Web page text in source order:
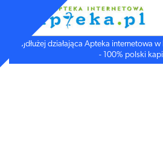
Najdłużej działająca Apteka internetowa
- 100% polski